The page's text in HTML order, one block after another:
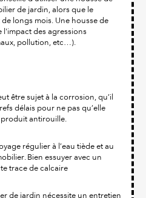
de jardin, alors que le
longs mois. Une housse de
des agressions
pollution, etc…).
être sujet à la corrosion, qu’il
délais pour ne pas qu’elle
produit antirouille.
régulier à l’eau tiède et au
Bien essuyer avec un
trace de calcaire
de jardin nécessite un entretien